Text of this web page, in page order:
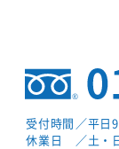
受付時間 ／平日
休業日
／土・